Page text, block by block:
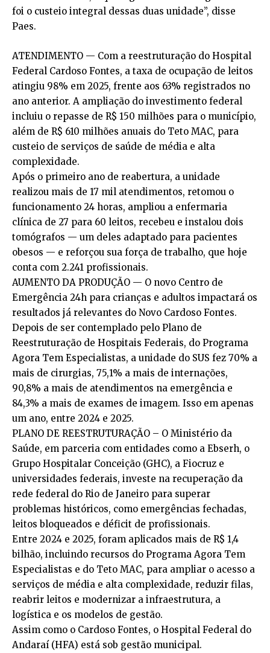
foi o custeio integral dessas duas unidade”, disse
Paes.
ATENDIMENTO — Com a reestruturação do Hospital
Federal Cardoso Fontes, a taxa de ocupação de leitos
atingiu 98% em 2025, frente aos 63% registrados no
ano anterior. A ampliação do investimento federal
incluiu o repasse de R$ 150 milhões para o município,
além de R$ 610 milhões anuais do Teto MAC, para
custeio de serviços de saúde de média e alta
complexidade.
Após o primeiro ano de reabertura, a unidade
realizou mais de 17 mil atendimentos, retomou o
funcionamento 24 horas, ampliou a enfermaria
clínica de 27 para 60 leitos, recebeu e instalou dois
tomógrafos — um deles adaptado para pacientes
obesos — e reforçou sua força de trabalho, que hoje
conta com 2.241 profissionais.
AUMENTO DA PRODUÇÃO — O novo Centro de
Emergência 24h para crianças e adultos impactará os
resultados já relevantes do Novo Cardoso Fontes.
Depois de ser contemplado pelo Plano de
Reestruturação de Hospitais Federais, do Programa
Agora Tem Especialistas, a unidade do SUS fez 70% a
mais de cirurgias, 75,1% a mais de internações,
90,8% a mais de atendimentos na emergência e
84,3% a mais de exames de imagem. Isso em apenas
um ano, entre 2024 e 2025.
PLANO DE REESTRUTURAÇÃO – O Ministério da
Saúde, em parceria com entidades como a Ebserh, o
Grupo Hospitalar Conceição (GHC), a Fiocruz e
universidades federais, investe na recuperação da
rede federal do Rio de Janeiro para superar
problemas históricos, como emergências fechadas,
leitos bloqueados e déficit de profissionais.
Entre 2024 e 2025, foram aplicados mais de R$ 1,4
bilhão, incluindo recursos do Programa Agora Tem
Especialistas e do Teto MAC, para ampliar o acesso a
serviços de média e alta complexidade, reduzir filas,
reabrir leitos e modernizar a infraestrutura, a
logística e os modelos de gestão.
Assim como o Cardoso Fontes, o Hospital Federal do
Andaraí (HFA) está sob gestão municipal.